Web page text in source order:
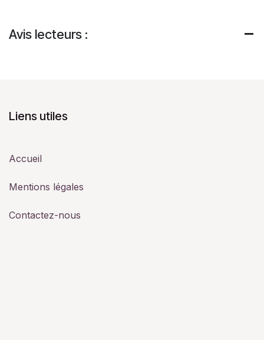
Avis lecteurs :
Liens utiles
Accueil
Mentions légales
Contactez-nous